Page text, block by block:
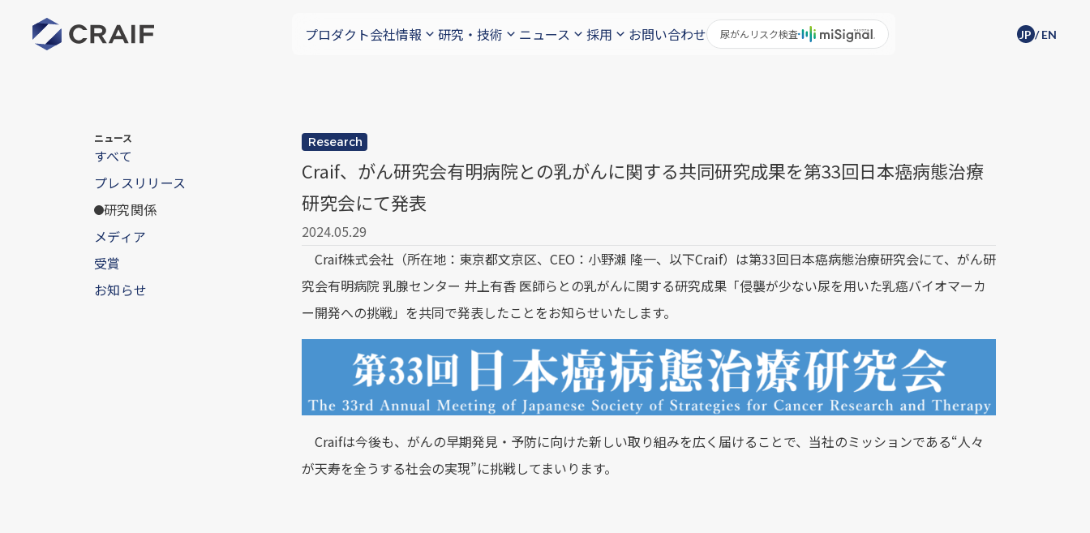
プロダクト会社情報 研究・技術 ニュース 採用 お問い合わせ 尿がんリスク検査 JP / EN
ニュース
すべて
プレスリリース
研究関係
メディア
受賞
お知らせ
Research
Craif、がん研究会有明病院との乳がんに関する共同研究成果を第33回日本癌病態治療
研究会にて発表
2024.05.29
Craif株式会社（所在地：東京都文京区、CEO：小野瀨 隆一、以下Craif）は第33回日本癌病態治療研究会にて、がん研
究会有明病院 乳腺センター 井上有香 医師らとの乳がんに関する研究成果「侵襲が少ない尿を用いた乳癌バイオマーカ
ー開発への挑戦」を共同で発表したことをお知らせいたします。
Craifは今後も、がんの早期発見・予防に向けた新しい取り組みを広く届けることで、当社のミッションである“人々
が天寿を全うする社会の実現”に挑戦してまいります。